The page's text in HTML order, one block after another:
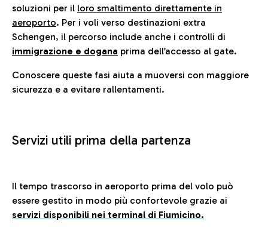
soluzioni per il loro smaltimento direttamente in
aeroporto. Per i voli verso destinazioni extra
Schengen, il percorso include anche i controlli di
immigrazione e dogana prima dell’accesso al gate.
Conoscere queste fasi aiuta a muoversi con maggiore
sicurezza e a evitare rallentamenti.
Servizi utili prima della partenza
Il tempo trascorso in aeroporto prima del volo può
essere gestito in modo più confortevole grazie ai
servizi disponibili nei terminal di Fiumicino.